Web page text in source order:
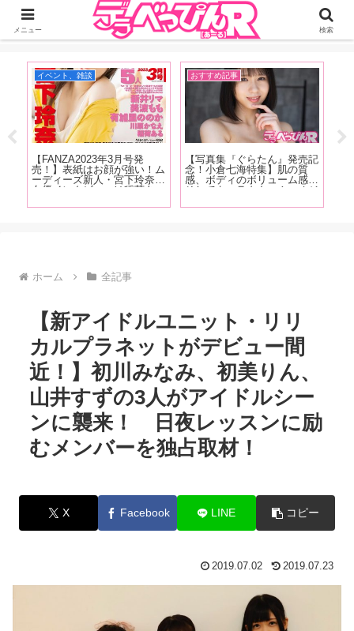
ジーオーティーが運営するちょっとHなニュースサイ。サイト内のリンクには
DMMアフィリエイトが含まれているものがあります
イベント、雑談
【FANZA2023年3月号発
売！】表紙はお顔が強い！ム
ーディーズ新人・宮下玲奈！
女優インタビューは稲荷あ
加里ののか、川原かなえ！新
おすすめ記事
【写真集『ぐらたん』発売記
念！小倉七海特集】肌の質
感、ボディのボリューム感、
そしてキャラクター！ オジ
う小倉七海、天性の魅力を
ホーム 全記事
【新アイドルユニット・リリ
カルプラネットがデビュー間
近！】初川みなみ、初美りん、
山井すずの3人がアイドルシー
ンに襲来！ 日夜レッスンに励
むメンバーを独占取材！
X Facebook LINE コピー
2019.07.02 2019.07.23
メニュー 検索